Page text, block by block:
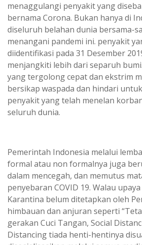
menaggulangi penyakit yang
bernama Corona. Bukan hanya di
diseluruh belahan dunia bersama-
menangani pandemi ini. penyakit
diidentifikasi pada 31 Desember
menjangkiti lebih dari separuh
yang tergolong cepat dan ekstrim
bersikap waspada dan hindari
penyakit yang telah menelan
seluruh dunia.
Pemerintah Indonesia melalui
formal atau non formalnya juga
dalam mencegah, dan memutus
penyebaran COVID 19. Walau
Karantina belum ditetapkan oleh
himbauan dan anjuran seperti
gerakan Cuci Tangan, Social
Distancing tiada henti-hentinya